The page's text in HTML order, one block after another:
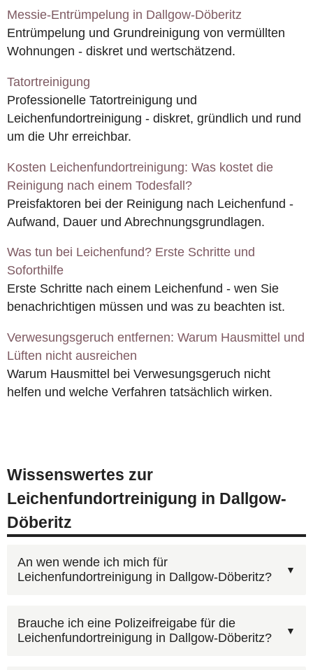
Messie-Entrümpelung in Dallgow-Döberitz
Entrümpelung und Grundreinigung von vermüllten
Wohnungen - diskret und wertschätzend.
Tatortreinigung
Professionelle Tatortreinigung und
Leichenfundortreinigung - diskret, gründlich und rund
um die Uhr erreichbar.
Kosten Leichenfundortreinigung: Was kostet die
Reinigung nach einem Todesfall?
Preisfaktoren bei der Reinigung nach Leichenfund -
Aufwand, Dauer und Abrechnungsgrundlagen.
Was tun bei Leichenfund? Erste Schritte und
Soforthilfe
Erste Schritte nach einem Leichenfund - wen Sie
benachrichtigen müssen und was zu beachten ist.
Verwesungsgeruch entfernen: Warum Hausmittel und
Lüften nicht ausreichen
Warum Hausmittel bei Verwesungsgeruch nicht
helfen und welche Verfahren tatsächlich wirken.
Wissenswertes zur
Leichenfundortreinigung in Dallgow-
Döberitz
An wen wende ich mich für
Leichenfundortreinigung in Dallgow-Döberitz?
Für Leichenfundortreinigung in Dallgow-Döberitz
erreichen Sie uns unter 0800 6003005
Brauche ich eine Polizeifreigabe für die
Leichenfundortreinigung in Dallgow-Döberitz?